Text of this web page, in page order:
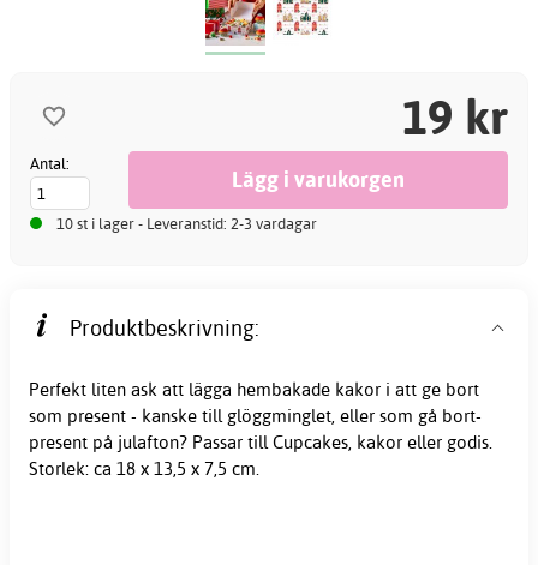
19 kr
Antal:
10 st i lager - Leveranstid: 2-3 vardagar
Produktbeskrivning:
Perfekt liten ask att lägga hembakade kakor i att ge bort
som present - kanske till glöggminglet, eller som gå bort-
present på julafton? Passar till Cupcakes, kakor eller godis.
Storlek: ca 18 x 13,5 x 7,5 cm.